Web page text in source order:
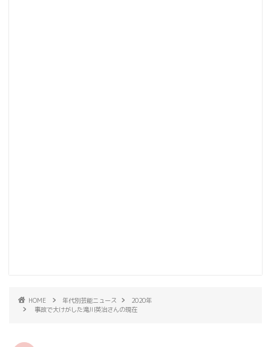
HOME 年代別芸能ニュース
2020年
事故で大けがした滝川英治さんの現在